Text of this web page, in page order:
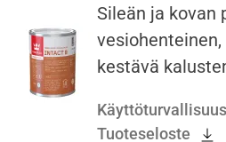
Sileän ja kovan
kestävä
Tuoteseloste